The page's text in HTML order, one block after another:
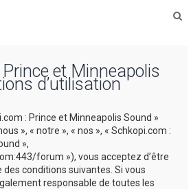
et Minneapolis
d’utilisation
: Prince et Minneapolis Sound »
», « notre », « nos », « Schkopi.com :
»,
forum »), vous acceptez d’être
conditions suivantes. Si vous
responsable de toutes les